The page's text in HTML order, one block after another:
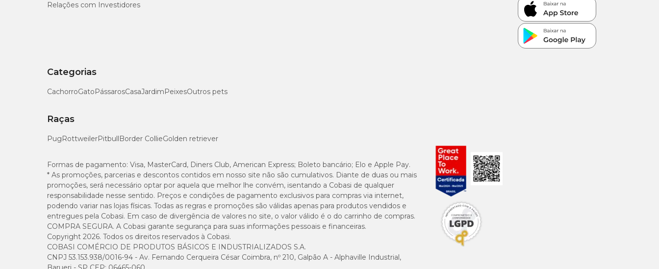
Brinquedo Interativo Labirinto Verde Pet Games com preço
Relações com Investidores
Categorias
CachorroGatoPássarosCasaJardimPeixesOutros pets
Raças
PugRottweilerPitbullBorder CollieGolden retriever
Formas de pagamento: Visa, MasterCard, Diners Club, American Express; Boleto bancário; Elo e Apple Pay.
* As promoções, parcerias e descontos contidos em nosso site não são cumulativos. Diante de duas ou mais
promoções, será necessário optar por aquela que melhor lhe convém, isentando a Cobasi de qualquer
responsabilidade nesse sentido. Preços e condições de pagamento exclusivos para compras via internet,
podendo variar nas lojas físicas. Todas as regras e promoções são válidas apenas para produtos vendidos e
entregues pela Cobasi. Em caso de divergência de valores no site, o valor válido é o do carrinho de compras.
COMPRA SEGURA. A Cobasi garante segurança para suas informações pessoais e financeiras.
Copyright 2026. Todos os direitos reservados à Cobasi.
COBASI COMÉRCIO DE PRODUTOS BÁSICOS E INDUSTRIALIZADOS S.A.
CNPJ 53.153.938/0016-94 - Av. Fernando Cerqueira César Coimbra, nº 210, Galpão A - Alphaville Industrial,